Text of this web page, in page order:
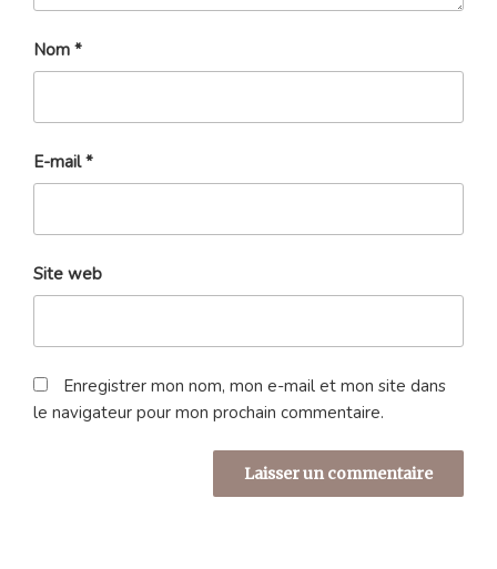
Nom *
E-mail*
Site web
Enregistrer mon nom, mon e-mail et mon site dans
le navigateur pour mon prochain commentaire.